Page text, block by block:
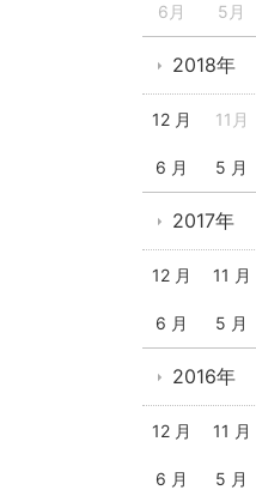
6月 5月
2018年
12 月 11月
6 月 5 月
2017年
12 月 11 月
6 月 5 月
2016年
12 月 11 月
6 月 5 月